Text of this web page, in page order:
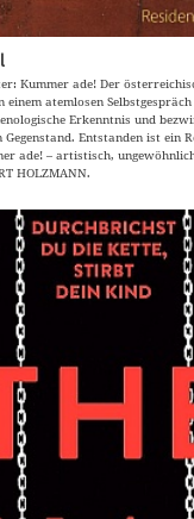
Kummer ade! Der
atemlosen
Erkenntnis und
Entstanden ist ein
ade! – artistisch,
HOLZMANN.